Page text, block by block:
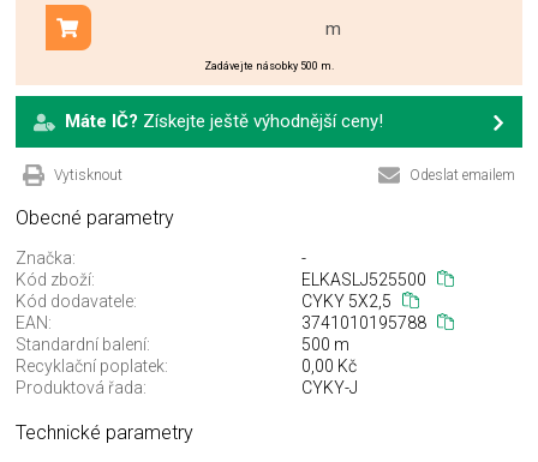
m
Přidat do košíku
Zadávejte násobky 500 m.
Máte IČ? Získejte ještě výhodnější ceny!
Vytisknout Odeslat emailem
Obecné parametry
Značka:
-
Kód zboží:
ELKASLJ525500
Kód dodavatele:
CYKY 5X2,5
EAN:
3741010195788
Standardní balení:
500 m
Recyklační poplatek:
0,00 Kč
Produktová řada:
CYKY-J
Technické parametry